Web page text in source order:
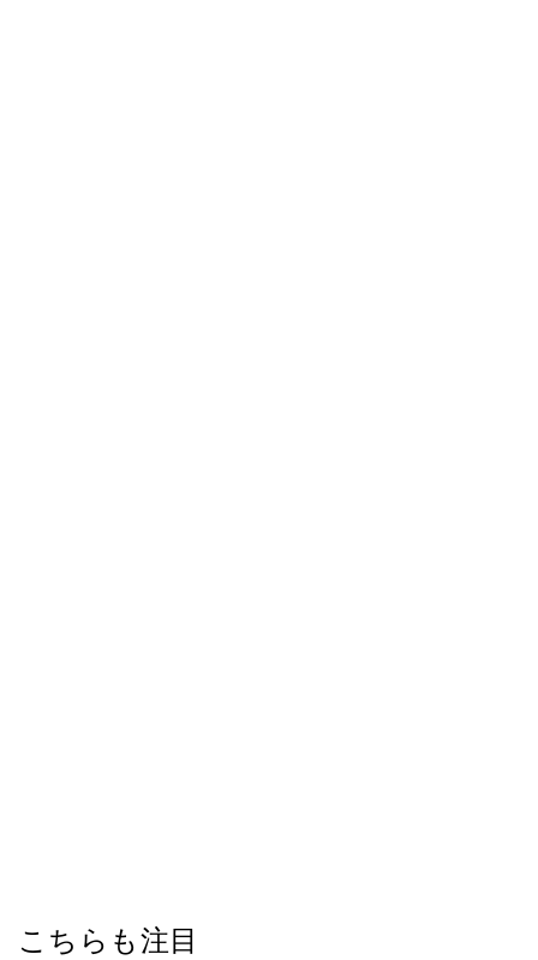
こちらも注目